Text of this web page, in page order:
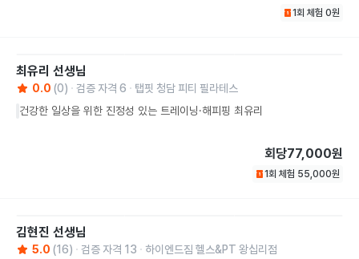
1회 체험 0원
최유리 선생님
0.0 (0) 검증 자격 6
탭핏 청담 피티 필라테스
건강한 일상을 위한 진정성 있는 트레이닝·해피핑 최유리
회당77,000원
1회 체험 55,000원
김현진 선생님
5.0 (16) 검증 자격 13
하이엔드짐 헬스&PT 왕십리점